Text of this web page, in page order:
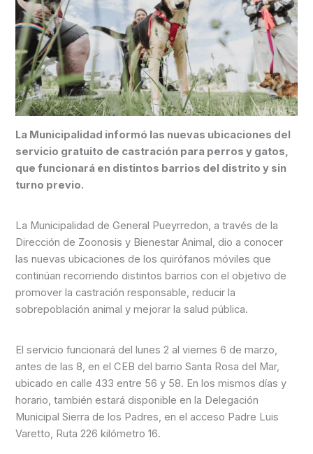
La Municipalidad informó las nuevas ubicaciones del
servicio gratuito de castración para perros y gatos,
que funcionará en distintos barrios del distrito y sin
turno previo.
La Municipalidad de General Pueyrredon, a través de la
Dirección de Zoonosis y Bienestar Animal, dio a conocer
las nuevas ubicaciones de los quirófanos móviles que
continúan recorriendo distintos barrios con el objetivo de
promover la castración responsable, reducir la
sobrepoblación animal y mejorar la salud pública.
El servicio funcionará del lunes 2 al viernes 6 de marzo,
antes de las 8, en el CEB del barrio Santa Rosa del Mar,
ubicado en calle 433 entre 56 y 58. En los mismos días y
horario, también estará disponible en la Delegación
Municipal Sierra de los Padres, en el acceso Padre Luis
Varetto, Ruta 226 kilómetro 16.